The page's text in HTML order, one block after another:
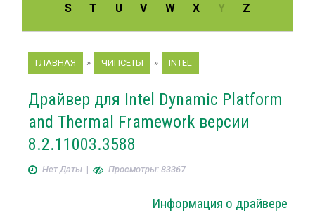
S
T U V W X Y Z
ГЛАВНАЯ » ЧИПСЕТЫ » INTEL
Драйвер для Intel Dynamic Platform
and Thermal Framework версии
8.2.11003.3588
Нет Даты| Просмотры: 83367
Информация о драйвере